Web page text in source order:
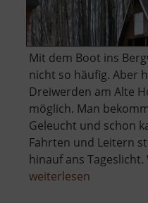
Mit dem Boot ins
nicht so häufig. Aber
Dreiwerden am Alte
möglich. Man
Geleucht und schon
Fahrten und Leitern
hinauf ans
weiterlesen